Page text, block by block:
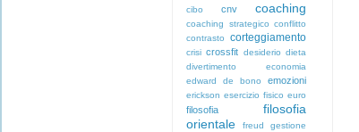
cibo cnv coaching
coaching strategico conflitto
contrasto
corteggiamento
crisi crossfit desiderio dieta
divertimento
economia
edward de bono
emozioni
erickson esercizio fisico euro
filosofia
filosofia
orientale
freud
gestione